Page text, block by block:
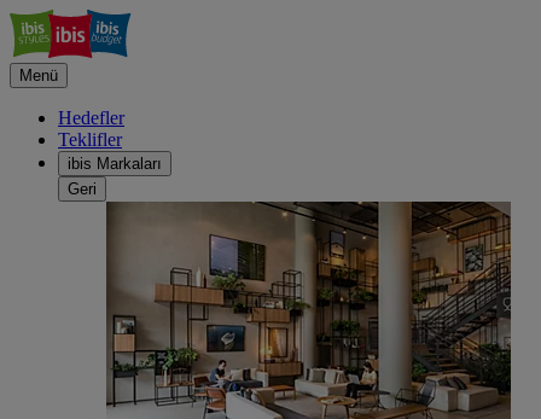
Menü
Hedefler
Teklifler
ibis Markaları
Geri